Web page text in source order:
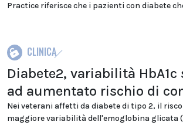
Practice riferisce che i pazienti con diabete
CLINICA
Diabete2, variabilità HbA1c
ad aumentato rischio di
Nei veterani affetti da diabete di tipo 2, il
maggiore variabilità dell'emoglobina glicata